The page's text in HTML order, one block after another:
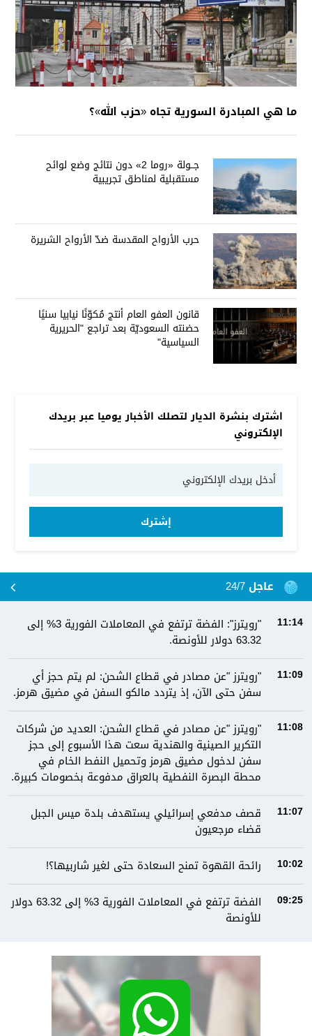
ما هي المبادرة السورية تجاه «حزب الله»؟
جــولة «روما 2» دون نتائج وضع لوائح
مستقبلية لمناطق تجريبية
حرب الأرواح المقدسة ضدّ الأرواح الشريرة
قانون العفو العام أنتج مُكوّنًا نيابيا سنيًا
حضنته السعوديّة بعد تراجع "الحريرية
السياسية"
اشترك بنشرة الديار لتصلك الأخبار يوميا عبر بريدك
الإلكتروني
إشترك
عاجل 24/7
11:14
"رويترز": الفضة ترتفع في المعاملات الفورية 3% إلى
63.32 دولار للأونصة.
11:09
"رويترز "عن مصادر في قطاع الشحن: لم يتم حجز أي
سفن حتى الآن، إذ يتردد مالكو السفن في مضيق هرمز.
11:08
"رويترز "عن مصادر في قطاع الشحن: العديد من شركات
التكرير الصينية والهندية سعت هذا الأسبوع إلى حجز
سفن لدخول مضيق هرمز وتحميل النفط الخام في
محطة البصرة النفطية بالعراق مدفوعة بخصومات كبيرة.
11:07
قصف مدفعي إسرائيلي يستهدف بلدة ميس الجبل
قضاء مرجعيون
10:02 رائحة القهوة تمنح السعادة حتى لغير شاربيها؟!
09:25
الفضة ترتفع في المعاملات الفورية 3% إلى 63.32 دولار
للأونصة